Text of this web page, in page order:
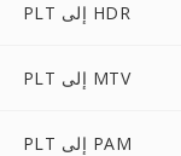
PLT إلى HDR
PLT إلى MTV
PLT إلى PAM